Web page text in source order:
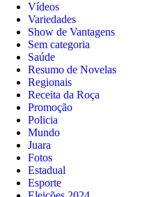
Vídeos
Variedades
Show de Vantagens
Sem categoria
Saúde
Resumo de Novelas
Regionais
Receita da Roça
Promoção
Policia
Mundo
Juara
Fotos
Estadual
Esporte